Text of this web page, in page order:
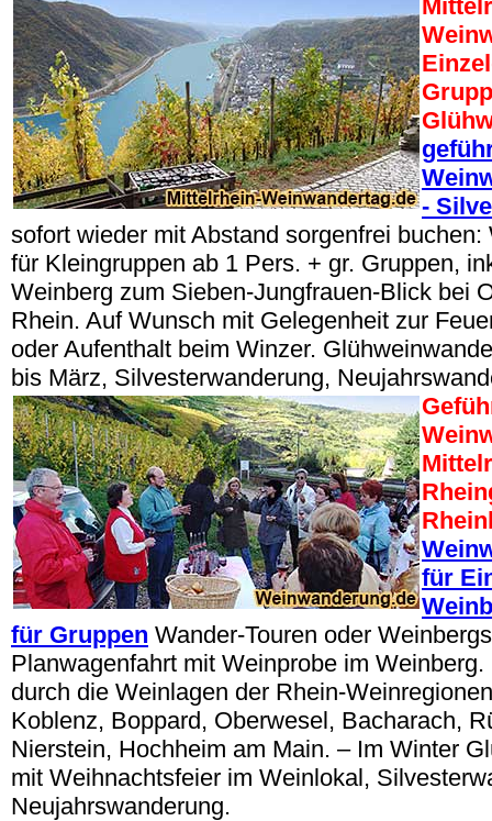
-
sofort wieder mit Abstand sorgenfrei
für Kleingruppen ab 1 Pers. + gr. Gruppen,
Weinberg zum Sieben-Jungfrauen-Blick bei
Rhein. Auf Wunsch mit Gelegenheit zur
oder Aufenthalt beim Winzer.
bis März, Silvesterwanderung,
für
für Gruppen Wander-Touren oder
Planwagenfahrt mit Weinprobe im
durch die Weinlagen der Rhein-
Koblenz, Boppard, Oberwesel, Bacharach,
Nierstein, Hochheim am Main. – Im Winter
mit Weihnachtsfeier im Weinlokal,
Neujahrswanderung.